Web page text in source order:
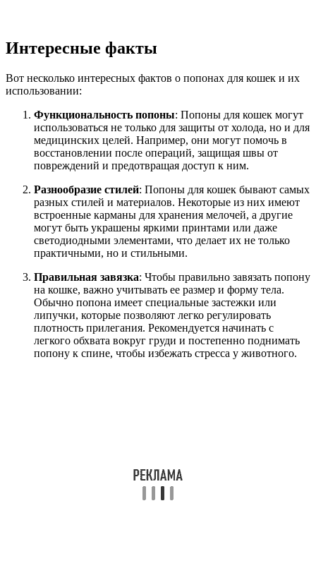
Интересные факты
Вот несколько интересных фактов о попонах для кошек и их
использовании:
Функциональность попоны: Попоны для кошек могут
использоваться не только для защиты от холода, но и для
медицинских целей. Например, они могут помочь в
восстановлении после операций, защищая швы от
повреждений и предотвращая доступ к ним.
Разнообразие стилей: Попоны для кошек бывают самых
разных стилей и материалов. Некоторые из них имеют
встроенные карманы для хранения мелочей, а другие
могут быть украшены яркими принтами или даже
светодиодными элементами, что делает их не только
практичными, но и стильными.
Правильная завязка: Чтобы правильно завязать попону
на кошке, важно учитывать ее размер и форму тела.
Обычно попона имеет специальные застежки или
липучки, которые позволяют легко регулировать
плотность прилегания. Рекомендуется начинать с
легкого обхвата вокруг груди и постепенно поднимать
попону к спине, чтобы избежать стресса у животного.